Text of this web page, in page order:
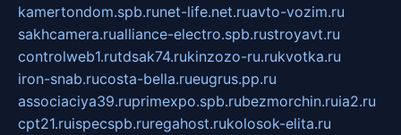
kamertondom.spb.runet-life.net.ruavto-vozim.ru
sakhcamera.rualliance-electro.spb.rustroyavt.ru
controlweb1.rutdsak74.rukinzozo-ru.rukvotka.ru
iron-snab.rucosta-bella.rueugrus.pp.ru
associaciya39.ruprimexpo.spb.rubezmorchin.ruia2.ru
cpt21.ruispecspb.ruregahost.rukolosok-elita.ru